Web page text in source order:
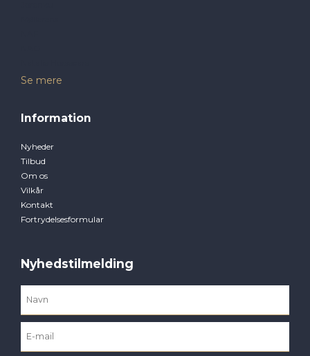
Se mere
Information
Nyheder
Tilbud
Om os
Vilkår
Kontakt
Fortrydelsesformular
Nyhedstilmelding